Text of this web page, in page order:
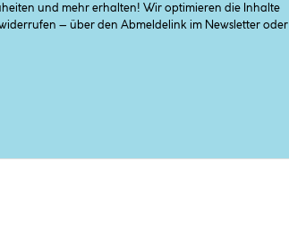
und mehr erhalten! Wir optimieren die Inhalte
– über den Abmeldelink im Newsletter oder